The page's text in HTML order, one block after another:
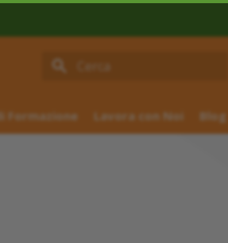
Formazione Lavora con Noi Blog